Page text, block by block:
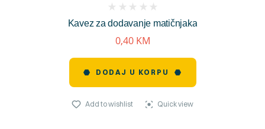
Kavez za dodavanje matičnjaka
reviews)
0,40 KM
DODAJ U KORPU
Add to wishlist Quick view